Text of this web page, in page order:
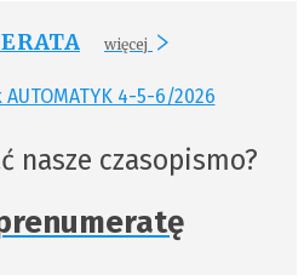
więcej
nasze czasopismo?